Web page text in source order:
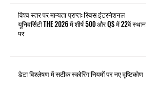
विश्व स्तर पर मान्यता प्राप्त: स्विस इंटरनेशनल
यूनिवर्सिटी THE 2026 में शीर्ष 500 और QS में 22वें स्थान
पर
डेटा विश्लेषण में सटीक स्कोरिंग नियमों पर नए दृष्टिकोण